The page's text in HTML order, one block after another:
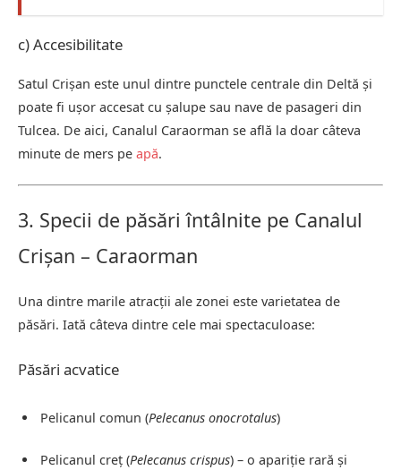
c) Accesibilitate
Satul Crișan este unul dintre punctele centrale din Deltă și
poate fi ușor accesat cu șalupe sau nave de pasageri din
Tulcea. De aici, Canalul Caraorman se află la doar câteva
minute de mers pe apă.
3. Specii de păsări întâlnite pe Canalul
Crișan – Caraorman
Una dintre marile atracții ale zonei este varietatea de
păsări. Iată câteva dintre cele mai spectaculoase:
Păsări acvatice
Pelicanul comun (Pelecanus onocrotalus)
Pelicanul creț (Pelecanus crispus) – o apariție rară și